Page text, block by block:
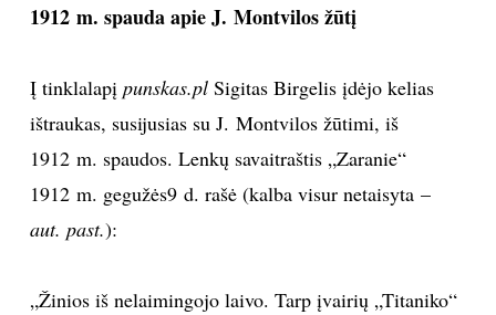
1912 m. spauda apie J. Montvilos žūtį
Į tinklalapį punskas.plSigitas Birgelis įdėjo kelias
ištraukas, susijusias su J. Montvilos žūtimi, iš
1912 m. spaudos. Lenkų savaitraštis „Zaranie“
1912 m. gegužės9 d. rašė (kalba visur netaisyta –
aut. past.):
„Žinios iš nelaimingojo laivo. Tarp įvairių „Titaniko“